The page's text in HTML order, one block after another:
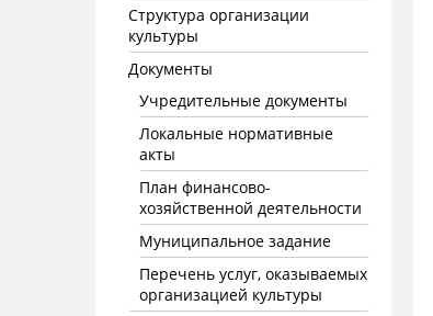
Структура организации
культуры
Документы
Учредительные документы
Локальные нормативные
акты
План финансово-
хозяйственной деятельности
Муниципальное задание
Перечень услуг, оказываемых
организацией культуры